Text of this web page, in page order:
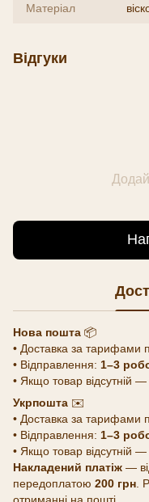
Матеріал
Відгуки
Нова пошта 📦
• Доставка за тарифами
• Відправлення: 1–3
• Якщо товар відсутній —
Укрпошта ✉️
• Доставка за тарифами
• Відправлення: 1–3
• Якщо товар відсутній —
Накладений платіж —
передоплатою 200 грн .
отриманні на пошті.